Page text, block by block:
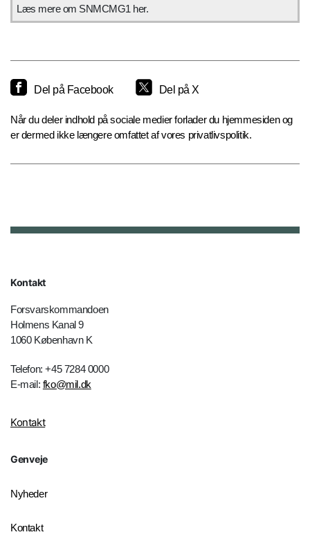
Læs mere om SNMCMG1 her.
Del på Facebook Del på X
Når du deler indhold på sociale medier forlader du hjemmesiden og
er dermed ikke længere omfattet af vores privatlivspolitik.
Kontakt
Forsvarskommandoen
Holmens Kanal 9
1060 København K
Telefon: +45 7284 0000
E-mail: fko@mil.dk
Kontakt
Genveje
Nyheder
Kontakt